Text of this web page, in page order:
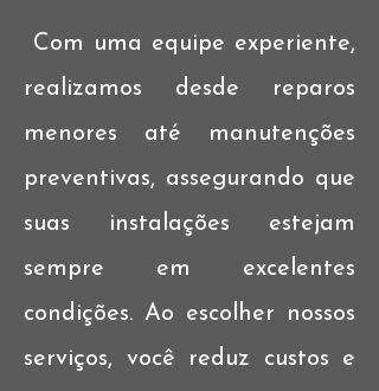
Com uma equipe experiente,
realizamos desde reparos
menores até manutenções
preventivas, assegurando que
suas instalações estejam
sempre em excelentes
condições. Ao escolher nossos
serviços, você reduz custos e